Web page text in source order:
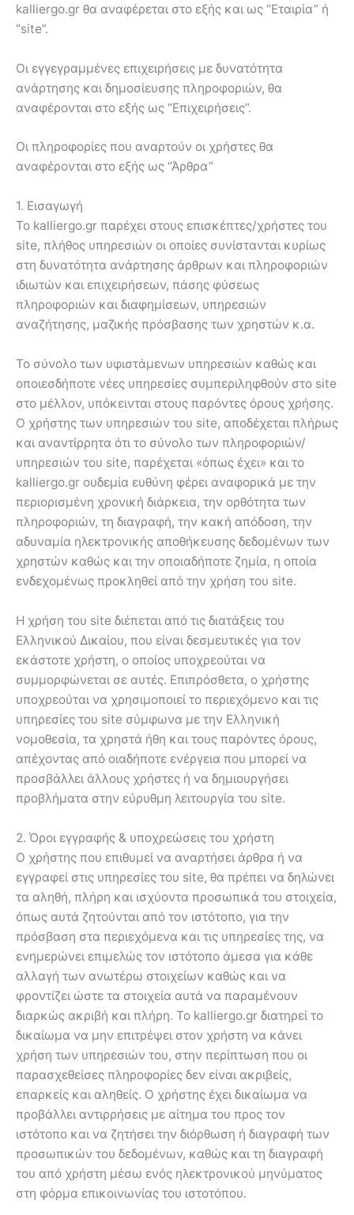
kalliergo.gr θα αναφέρεται στο εξής και ως “Εταιρία” ή
“site”.
Οι εγγεγραμμένες επιχειρήσεις με δυνατότητα
ανάρτησης και δημοσίευσης πληροφοριών, θα
αναφέρονται στο εξής ως “Επιχειρήσεις”.
Οι πληροφορίες που αναρτούν οι χρήστες θα
αναφέρονται στο εξής ως “Άρθρα”
1. Εισαγωγή
Το kalliergo.gr παρέχει στους επισκέπτες/χρήστες του
site, πλήθος υπηρεσιών οι οποίες συνίστανται κυρίως
στη δυνατότητα ανάρτησης άρθρων και πληροφοριών
ιδιωτών και επιχειρήσεων, πάσης φύσεως
πληροφοριών και διαφημίσεων, υπηρεσιών
αναζήτησης, μαζικής πρόσβασης των χρηστών κ.α.
Το σύνολο των υφιστάμενων υπηρεσιών καθώς και
οποιεσδήποτε νέες υπηρεσίες συμπεριληφθούν στο site
στο μέλλον, υπόκεινται στους παρόντες όρους χρήσης.
Ο χρήστης των υπηρεσιών του site, αποδέχεται πλήρως
και αναντίρρητα ότι το σύνολο των πληροφοριών/
υπηρεσιών του site, παρέχεται «όπως έχει» και το
kalliergo.gr ουδεμία ευθύνη φέρει αναφορικά με την
περιορισμένη χρονική διάρκεια, την ορθότητα των
πληροφοριών, τη διαγραφή, την κακή απόδοση, την
αδυναμία ηλεκτρονικής αποθήκευσης δεδομένων των
χρηστών καθώς και την οποιαδήποτε ζημία, η οποία
ενδεχομένως προκληθεί από την χρήση του site.
Η χρήση του site διέπεται από τις διατάξεις του
Ελληνικού Δικαίου, που είναι δεσμευτικές για τον
εκάστοτε χρήστη, ο οποίος υποχρεούται να
συμμορφώνεται σε αυτές. Επιπρόσθετα, ο χρήστης
υποχρεούται να χρησιμοποιεί το περιεχόμενο και τις
υπηρεσίες του site σύμφωνα με την Ελληνική
νομοθεσία, τα χρηστά ήθη και τους παρόντες όρους,
απέχοντας από οιαδήποτε ενέργεια που μπορεί να
προσβάλλει άλλους χρήστες ή να δημιουργήσει
προβλήματα στην εύρυθμη λειτουργία του site.
2. Όροι εγγραφής & υποχρεώσεις του χρήστη
Ο χρήστης που επιθυμεί να αναρτήσει άρθρα ή να
εγγραφεί στις υπηρεσίες του site, θα πρέπει να δηλώνει
τα αληθή, πλήρη και ισχύοντα προσωπικά του στοιχεία,
όπως αυτά ζητούνται από τον ιστότοπο, για την
πρόσβαση στα περιεχόμενα και τις υπηρεσίες της, να
ενημερώνει επιμελώς τον ιστότοπο άμεσα για κάθε
αλλαγή των ανωτέρω στοιχείων καθώς και να
φροντίζει ώστε τα στοιχεία αυτά να παραμένουν
διαρκώς ακριβή και πλήρη. Το kalliergo.gr διατηρεί το
δικαίωμα να μην επιτρέψει στον χρήστη να κάνει
χρήση των υπηρεσιών του, στην περίπτωση που οι
παρασχεθείσες πληροφορίες δεν είναι ακριβείς,
επαρκείς και αληθείς. Ο χρήστης έχει δικαίωμα να
προβάλλει αντιρρήσεις με αίτημα του προς τον
ιστότοπο και να ζητήσει την διόρθωση ή διαγραφή των
προσωπικών του δεδομένων, καθώς και τη διαγραφή
του από χρήστη μέσω ενός ηλεκτρονικού μηνύματος
στη φόρμα επικοινωνίας του ιστοτόπου.